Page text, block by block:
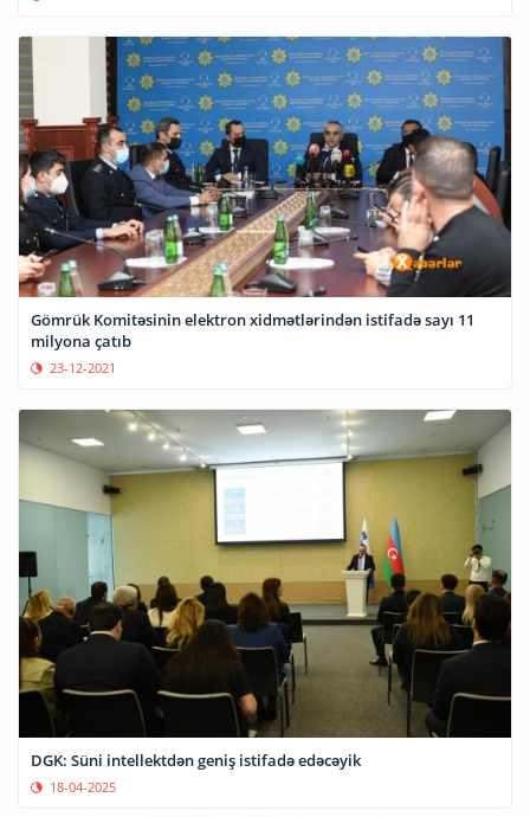
Gömrük Komitəsinin elektron xidmətlərindən istifadə sayı 11
milyona çatıb
23-12-2021
DGK: Süni intellektdən geniş istifadə edəcəyik
18-04-2025